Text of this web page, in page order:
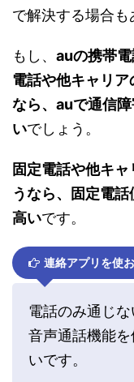
で解決する場合も
もし、 auの携帯
電話や他キャリ
なら、auで通信
いでしょう。
固定電話や他キ
うなら、固定電
高いです。
連絡アプリを使
電話のみ通じ
音声通話機能
いです。